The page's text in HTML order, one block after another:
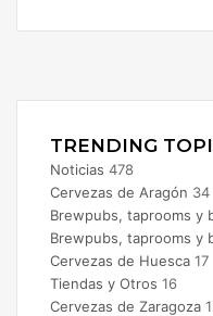
TRENDING
Noticias 478
Cervezas de Aragón 34
Brewpubs, taprooms y
Brewpubs, taprooms y
Cervezas de Huesca 17
Tiendas y Otros 16
Cervezas de Zaragoza